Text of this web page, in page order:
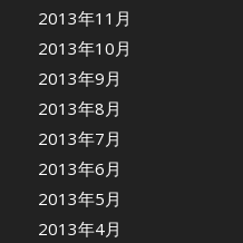
2013年11月
2013年10月
2013年9月
2013年8月
2013年7月
2013年6月
2013年5月
2013年4月